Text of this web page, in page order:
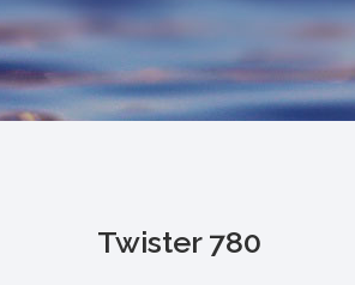
Twister 780